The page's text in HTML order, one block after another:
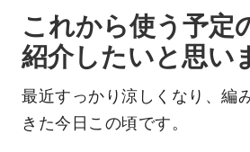
これから使う予定
紹介したいと思い
最近すっかり涼しくなり、編
きた今日この頃です。